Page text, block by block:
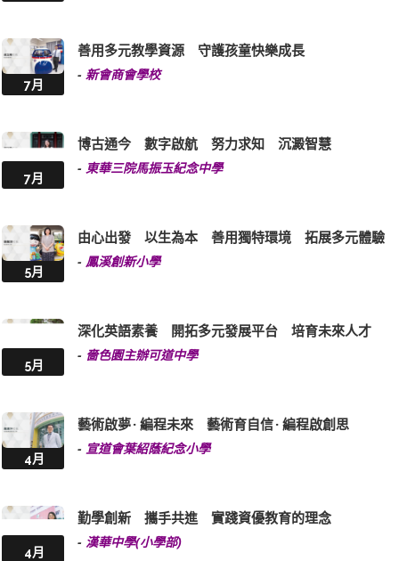
7月
善用多元教學資源 守護孩童快樂成長
- 新會商會學校
7月
博古通今 數字啟航 努力求知 沉澱智慧
- 東華三院馬振玉紀念中學
5月
由心出發 以生為本 善用獨特環境 拓展多元體驗
- 鳳溪創新小學
5月
深化英語素養 開拓多元發展平台 培育未來人才
- 嗇色園主辦可道中學
4月
藝術啟夢 · 編程未來 藝術育自信 · 編程啟創思
- 宣道會葉紹蔭紀念小學
4月
勤學創新 攜手共進 實踐資優教育的理念
- 漢華中學(小學部)